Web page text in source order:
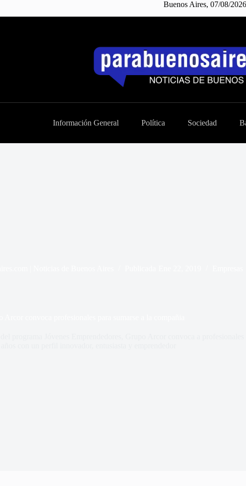
Buenos Aires, 07/08/
Información General Política Sociedad